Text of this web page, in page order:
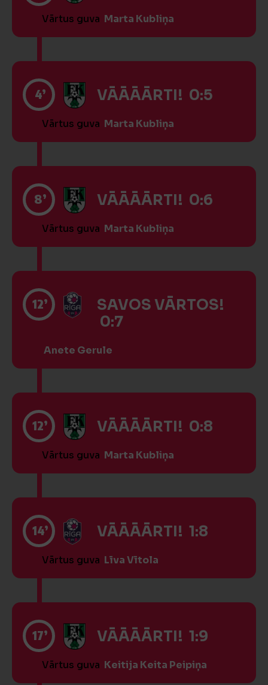
Vārtus guva Marta Kubliņa
4’ VĀĀĀĀRTI! 0:5
Vārtus guva Marta Kubliņa
8’ VĀĀĀĀRTI! 0:6
Vārtus guva Marta Kubliņa
12’
SAVOS VĀRTOS!
0:7
Anete Gerule
12’ VĀĀĀĀRTI! 0:8
Vārtus guva Marta Kubliņa
14’ VĀĀĀĀRTI! 1:8
Vārtus guva Līva Vītola
17’ VĀĀĀĀRTI! 1:9
Vārtus guva Keitija Keita Peipiņa